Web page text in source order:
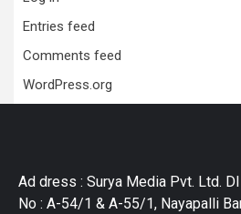
Entries feed
Comments feed
WordPress.org
Ad dress : Surya Media Pvt. Ltd.
No : A-54/1 & A-55/1, Nayapalli